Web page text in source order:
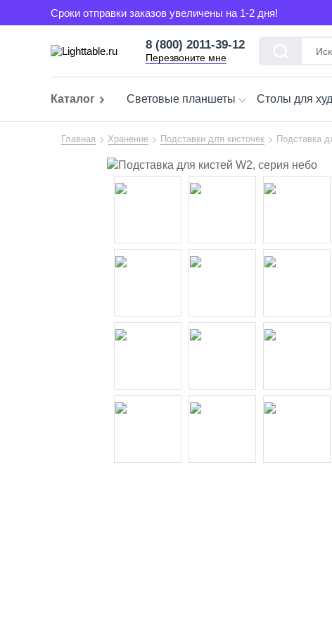
Сроки отправки заказов увеличены на 1-2 дня!
8 (800) 2011-39-12
Перезвоните мне
Каталог Световые планшеты Столы для
Главная Хранение Подставки для кисточек Подставка